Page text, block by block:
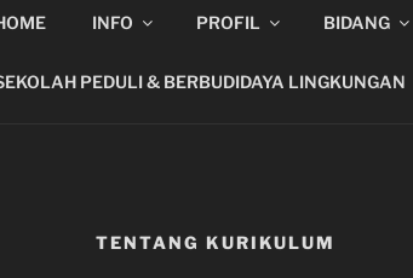
INFO PROFIL BIDANG
PEDULI & BERBUDIDAYA LINGKUNGAN
TENTANG KURIKULUM